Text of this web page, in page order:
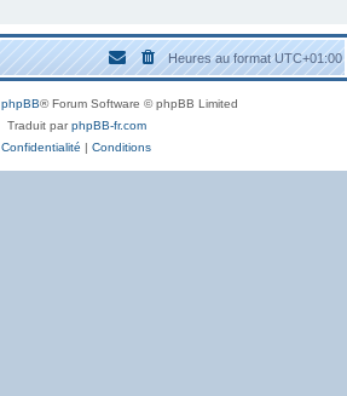
Heures au formatUTC+01:00
phpBB® Forum Software © phpBB Limited
Traduit parphpBB-fr.com
Confidentialité | Conditions